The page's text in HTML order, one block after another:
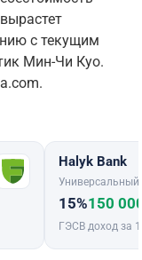
с текущим
Мин-Чи Куо.
Halyk Bank
Универсальный
15%
ГЭСВ
150
доход за